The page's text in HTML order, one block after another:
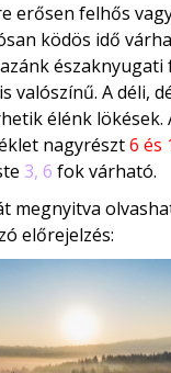
erősen felhős
ködös idő
északnyugati
valószínű. A déli,
élénk lökések.
nagyrészt6 és
3, 6 fok várható.
megnyitva
előrejelzés: